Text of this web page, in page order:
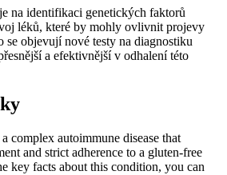
na identifikaci genetických faktorů
léků, které by mohly ovlivnit projevy
se objevují nové testy na diagnostiku
a efektivnější v odhalení této
complex autoimmune disease that
and strict adherence to a gluten-free
key facts about this condition, you can